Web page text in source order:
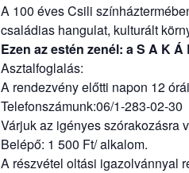
A 100 éves Csili
családias hangulat, kulturált
Ezen az estén zenél: a S A K
Asztalfoglalás:
A rendezvény előtti napon 12
Telefonszámunk:06/1-283-02-30
Várjuk az igényes szórakozásra
Belépő: 1 500 Ft/ alkalom.
A részvétel oltási igazolvánnyal